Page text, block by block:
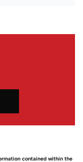
contained within the